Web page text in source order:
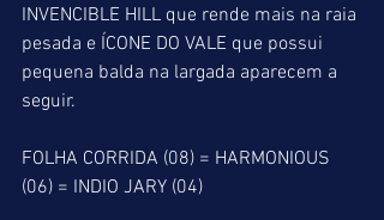
INVENCIBLE HILL que rende mais na raia
pesada e ÍCONE DO VALE que possui
pequena balda na largada aparecem a
seguir.
FOLHA CORRIDA (08) = HARMONIOUS
(06) = INDIO JARY (04)